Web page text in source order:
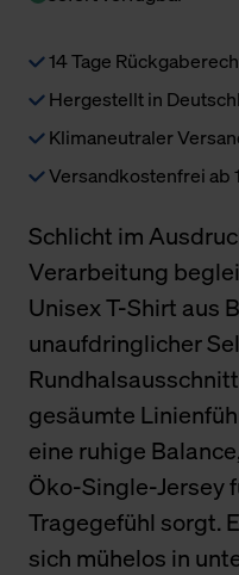
14 Tage
Hergestellt in
Klimaneutraler
Versandkostenfrei ab
Schlicht im
Verarbeitung
Unisex T-Shirt aus
unaufdringlicher
gesäumte
eine ruhige
Öko-Single-Jersey
Tragegefühl sorgt.
sich mühelos in